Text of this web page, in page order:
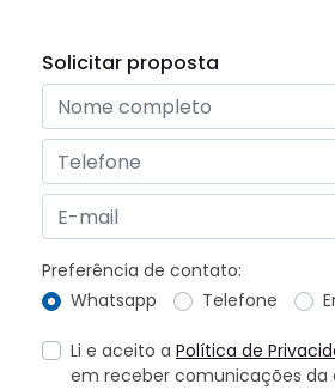
Solicitar proposta
Preferência de contato:
Whatsapp
Telefone
Li e aceito a Política de
em receber comunicações da